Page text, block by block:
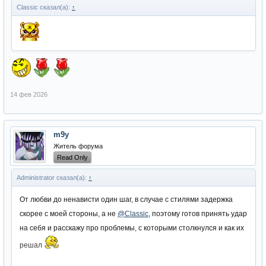
данный момент имеет ряд проблем, над исправлением которых мы
работаем. В ближайшие дни выйдет версия 0.9.3 с важными
исправлениями включая и этот момент.
Classic сказал(а): ↑
14 фев 2026
m9y
Житель форума
Read Only
Administrator сказал(а): ↑
От любви до ненависти один шаг, в случае с стилями задержка
скорее с моей стороны, а не @Classic, поэтому готов принять удар
на себя и расскажу про проблемы, с которыми столкнулся и как их
решал